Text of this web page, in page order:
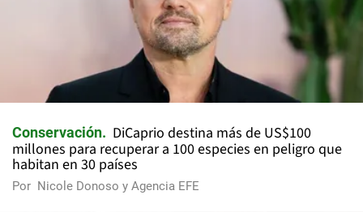
Conservación
DiCaprio destina más de US$100
millones para recuperar a 100 especies en peligro que
habitan en 30 países
Por Nicole Donoso y Agencia EFE